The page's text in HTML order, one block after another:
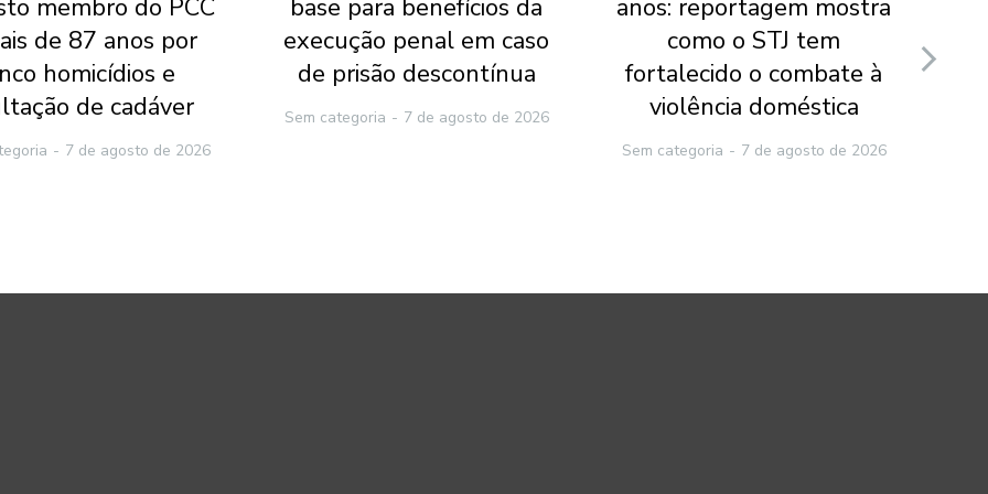
membro do PCC
de 87 anos por
homicídios e
de cadáver
7 de agosto de 2026
base para benefícios da
execução penal em caso
de prisão descontínua
Sem categoria 7 de agosto de 2026
anos: reportagem mostra
como o STJ tem
fortalecido o combate à
violência doméstica
Sem categoria 7 de agosto de 2026